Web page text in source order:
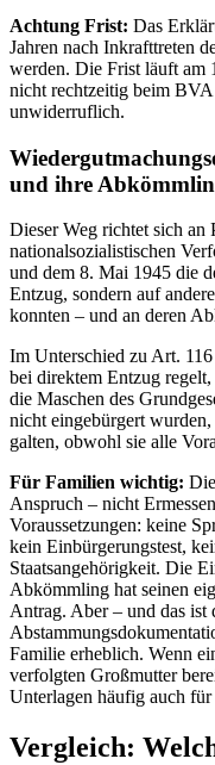
Achtung Frist: Das
Jahren nach Inkrafttreten
werden. Die Frist läuft am
nicht rechtzeitig beim
unwiderruflich.
und ihre
Dieser Weg richtet sich an
nationalsozialistischen
und dem 8. Mai 1945 die
Entzug, sondern auf
konnten – und an deren
Im Unterschied zu Art.
bei direktem Entzug regelt,
die Maschen des
nicht eingebürgert
galten, obwohl sie alle
Für Familien wichtig:
Anspruch – nicht
Voraussetzungen: keine
kein Einbürgerungstest,
Staatsangehörigkeit. Die
Abkömmling hat seinen
Antrag. Aber – und das ist
Familie erheblich. Wenn
verfolgten Großmutter
Unterlagen häufig auch für
Vergleich: